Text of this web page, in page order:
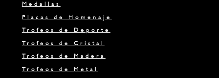
Medallas
Placas de Homenaje
Trofeos de Deporte
Trofeos de Cristal
Trofeos de Madera
Trofeos de Metal